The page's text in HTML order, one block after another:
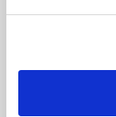
SupraBazar